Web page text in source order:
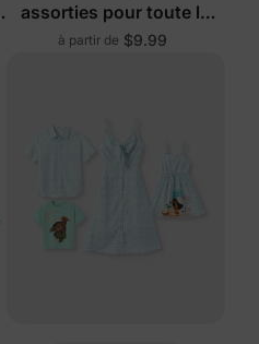
assorties pour toute la
famille en bleu
à partir de $9.99